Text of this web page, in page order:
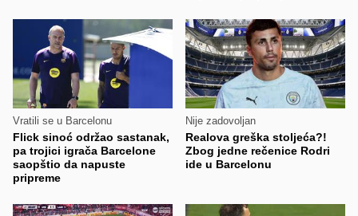
Vratili se u Barcelonu
Flick sinoć održao sastanak,
pa trojici igrača Barcelone
saopštio da napuste
pripreme
Nije zadovoljan
Realova greška stoljeća?!
Zbog jedne rečenice Rodri
ide u Barcelonu